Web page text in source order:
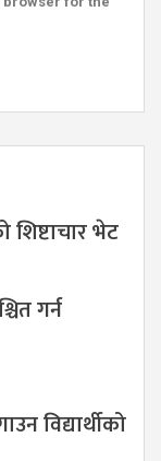
शिष्टाचार भेट
गर्न
विद्यार्थीको